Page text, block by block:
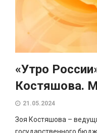
«Утро
Костяшова.
21.05.2024
Зоя Костяшова –
государственного